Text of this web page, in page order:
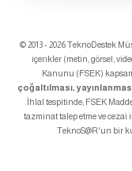
© 2013 - 2026 TeknoDestek
içerikler (metin, görsel,
Kanunu (FSEK)
çoğaltılması,
İhlal tespitinde; FSEK
tazminat talep etme ve cezai
TeknoS@R'un bir